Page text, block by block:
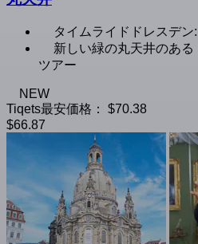
タイムライドドレスデン
新しい緑の丸天井のあ
ツアー
NEW
Tiqets最安価格：
$70.38
$66.87